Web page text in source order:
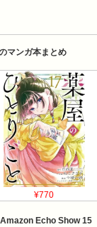
マンガ本まとめ
¥770
Echo Show 15